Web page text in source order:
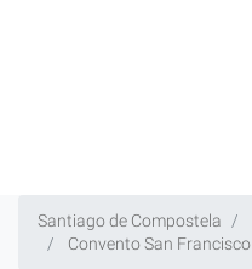
Santiago de Compostela
Convento San Francisco